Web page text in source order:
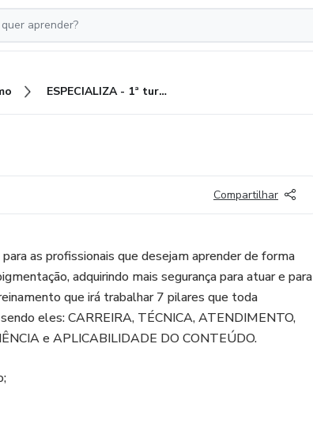
ESPECIALIZA - 1ª turma
Compartilhar
as profissionais que desejam aprender de forma
adquirindo mais segurança para atuar e para
que irá trabalhar 7 pilares que toda
eles: CARREIRA, TÉCNICA, ATENDIMENTO,
e APLICABILIDADE DO CONTEÚDO.